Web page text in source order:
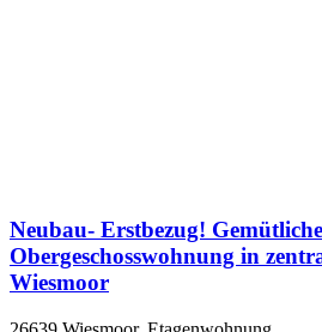
Neubau- Erstbezug! Gemütliche
Obergeschosswohnung in
Wiesmoor